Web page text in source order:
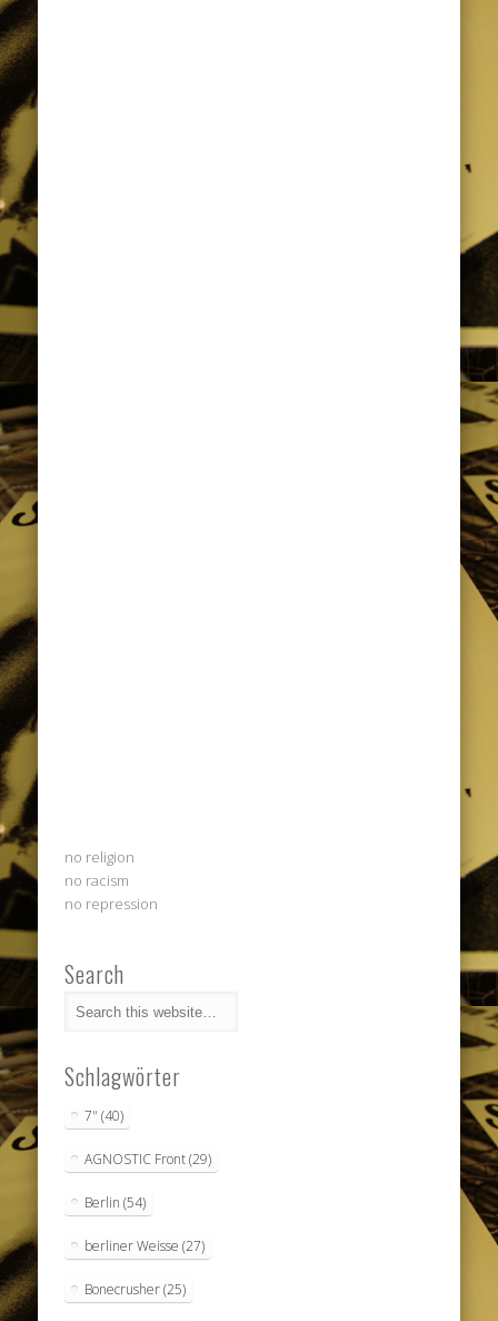
no religion
no racism
no repression
Search
Schlagwörter
7" (40)
AGNOSTIC Front(29)
Berlin (54)
berliner Weisse (27)
Bonecrusher(25)